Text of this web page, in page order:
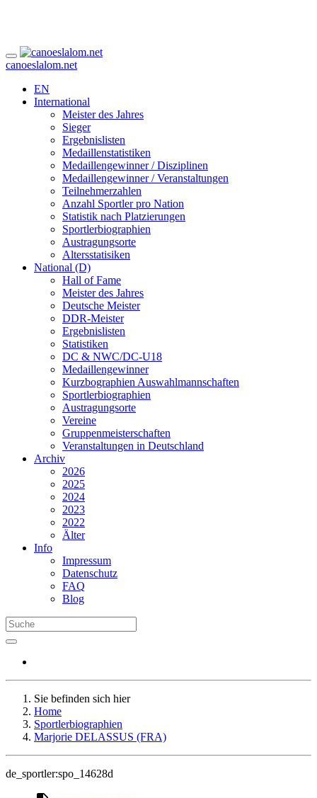
canoeslalom.net
EN
International
Meister des Jahres
Sieger
Ergebnislisten
Medaillenstatistiken
Medaillengewinner / Disziplinen
Medaillengewinner / Veranstaltungen
Teilnehmerzahlen
Anzahl Sportler pro Nation
Statistik nach Platzierungen
Sportlerbiographien
Austragungsorte
Altersstatisiken
National (D)
Hall of Fame
Meister des Jahres
Deutsche Meister
DDR-Meister
Ergebnislisten
Statistiken
DC & NWC/DC-U18
Medaillengewinner
Kurzbographien Auswahlmannschaften
Sportlerbiographien
Austragungsorte
Vereine
Gruppenmeisterschaften
Veranstaltungen in Deutschland
Archiv
2026
2025
2024
2023
2022
Älter
Info
Impressum
Datenschutz
FAQ
Blog
Sie befinden sich hier
Home
Sportlerbiographien
Marjorie DELASSUS (FRA)
de_sportler:spo_14628d